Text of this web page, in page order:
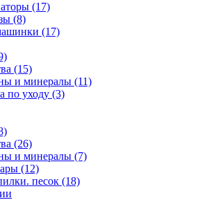
(17)
(8)
(17)
(15)
и минералы (11)
по уходу (3)
(26)
и минералы (7)
(12)
песок (18)